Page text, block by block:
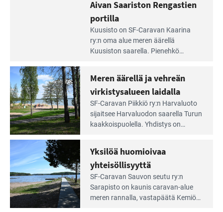
tarjoaa ympäris­töineen kauniit
maisemat ja loistavat virkistäytymis­
mahdollisuudet.
Saariston
Rengastien
portilla
Aivan Saariston Rengastien
portilla
Kuusisto on SF-Caravan Kaarina
ry:n oma alue meren äärellä
Kuusiston saarella. Pie­nehkö
Lue
Leirintäoppaan
artikkeli:
Meren
äärellä
ja
vehreän
virkistysalueen
laidalla
Meren äärellä ja vehreän
virkistysalueen laidalla
SF-Caravan Piikkiö ry:n Harvaluoto
sijait­see Harvaluodon saarella Turun
kaakkois­puolella. Yhdistys on
virkistysalueesta.
Lue
Leirintäoppaan
artikkeli:
Yksilöä
Yksilöä huomioivaa
yhteisöllisyyttä
SF-Caravan Sauvon seutu ry:n
Sarapisto on kaunis caravan-alue
meren rannalla, vasta­päätä Kemiön